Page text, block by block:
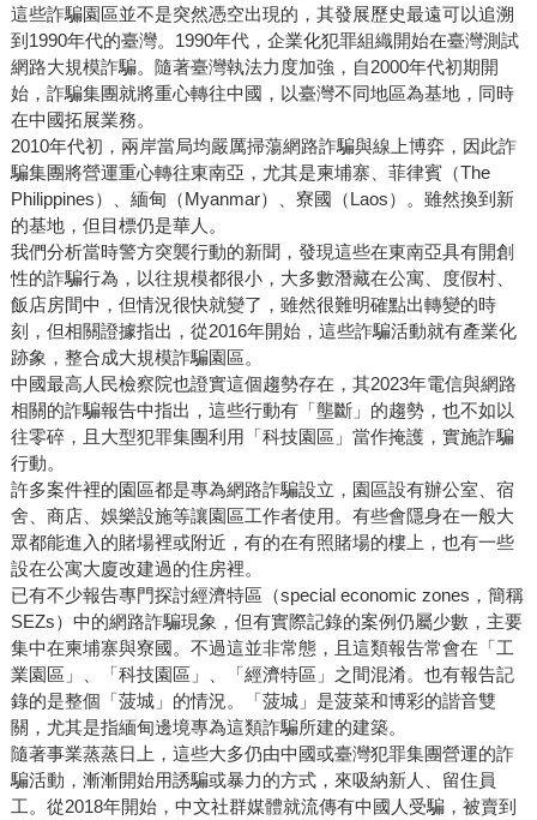
這些詐騙園區並不是突然憑空出現的，其發展歷史最遠可以追溯
到1990年代的臺灣。1990年代，企業化犯罪組織開始在臺灣測試
網路大規模詐騙。隨著臺灣執法力度加強，自2000年代初期開
始，詐騙集團就將重心轉往中國，以臺灣不同地區為基地，同時
在中國拓展業務。
2010年代初，兩岸當局均嚴厲掃蕩網路詐騙與線上博弈，因此詐
騙集團將營運重心轉往東南亞，尤其是柬埔寨、菲律賓（The
Philippines）、緬甸（Myanmar）、寮國（Laos）。雖然換到新
的基地，但目標仍是華人。
我們分析當時警方突襲行動的新聞，發現這些在東南亞具有開創
性的詐騙行為，以往規模都很小，大多數潛藏在公寓、度假村、
飯店房間中，但情況很快就變了，雖然很難明確點出轉變的時
刻，但相關證據指出，從2016年開始，這些詐騙活動就有產業化
跡象，整合成大規模詐騙園區。
中國最高人民檢察院也證實這個趨勢存在，其2023年電信與網路
相關的詐騙報告中指出，這些行動有「壟斷」的趨勢，也不如以
往零碎，且大型犯罪集團利用「科技園區」當作掩護，實施詐騙
行動。
許多案件裡的園區都是專為網路詐騙設立，園區設有辦公室、宿
舍、商店、娛樂設施等讓園區工作者使用。有些會隱身在一般大
眾都能進入的賭場裡或附近，有的在有照賭場的樓上，也有一些
設在公寓大廈改建過的住房裡。
已有不少報告專門探討經濟特區（special economic zones，簡稱
SEZs）中的網路詐騙現象，但有實際記錄的案例仍屬少數，主要
集中在柬埔寨與寮國。不過這並非常態，且這類報告常會在「工
業園區」、「科技園區」、「經濟特區」之間混淆。也有報告記
錄的是整個「菠城」的情況。「菠城」是菠菜和博彩的諧音雙
關，尤其是指緬甸邊境專為這類詐騙所建的建築。
隨著事業蒸蒸日上，這些大多仍由中國或臺灣犯罪集團營運的詐
騙活動，漸漸開始用誘騙或暴力的方式，來吸納新人、留住員
工。從2018年開始，中文社群媒體就流傳有中國人受騙，被賣到